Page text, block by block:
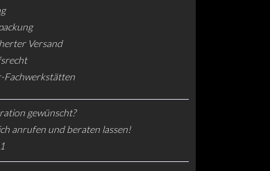
Versand
Fachwerkstätten
gewünscht?
anrufen und beraten lassen!